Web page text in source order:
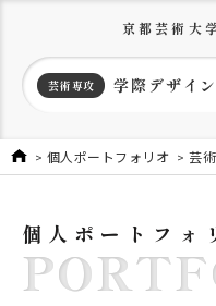
京都芸術大
芸術専攻 学際デザイ
個人ポートフォリオ 芸
個人ポートフォ